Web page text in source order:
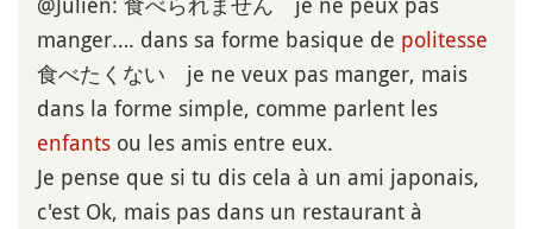
manger…. dans sa forme basique de politesse
食べたくない je ne veux pas manger, mais
dans la forme simple, comme parlent les
enfants ou les amis entre eux.
Je pense que si tu dis cela à un ami japonais,
c'est Ok, mais pas dans un restaurant à